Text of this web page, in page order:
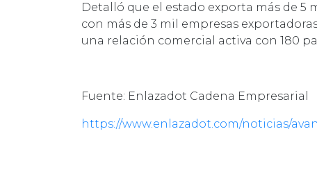
Detalló que el estado exporta más de 5
con más de 3 mil empresas
una relación comercial activa con 180
Fuente: Enlazadot Cadena Empresarial
https://www.enlazadot.com/noticias/